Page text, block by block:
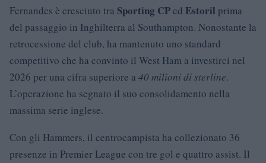
Fernandes è cresciuto tra Sporting CPed Estoril prima
del passaggio in Inghilterra al Southampton. Nonostante la
retrocessione del club, ha mantenuto uno standard
competitivo che ha convinto il West Ham a investirci nel
2026 per una cifra superiore a 40 milioni di sterline.
L’operazione ha segnato il suo consolidamento nella
massima serie inglese.
Con gli Hammers, il centrocampista ha collezionato 36
presenze in Premier League con tre gol e quattro assist. Il